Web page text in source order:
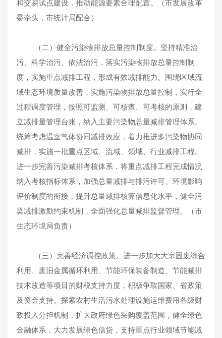
和交易试点建设，推动能源要素合理配置。（市发展改革
委牵头，市统计局配合）
（二）健全污染物排放总量控制制度。坚持精准治
污、科学治污、依法治污，落实污染物排放总量控制制
度，实施重点减排工程，形成有效减排能力。围绕区域流
域生态环境质量改善，实施污染物排放总量控制，实行全
过程调度管理，按照可监测、可核查、可考核的原则，建
立减排量管理台账，纳入主要污染物总量减排管理体系。
统筹考虑温室气体协同减排效应，着力推进多污染物协同
减排，实施一批重点区域、流域、领域、行业减排工程。
进一步完善污染减排考核体系，将重点减排工程完成情况
纳入考核指标体系，加强总量减排与排污许可、环境影响
评价制度的衔接，提升总量减排核算信息化水平，健全污
染减排激励约束机制，全面强化总量减排监督管理。（市
生态环境局负责）
（三）完善经济调控政策。进一步加大大宗固废综合
利用、废旧金属循环利用、节能环保装备制造、节能减排
技术改造等项目的财税支持力度，积极争取国家、省政策
及资金支持。探索农村生活污水处理设施运维费用各级财
政投入分担机制，扩大政府绿色采购覆盖范围，健全绿色
金融体系，大力发展绿色信贷，支持重点行业领域节能减